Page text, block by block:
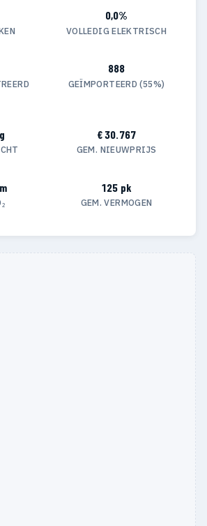
0,0%
VOLLEDIG ELEKTRISCH
888
GEÏMPORTEERD (55%)
€ 30.767
GEM. NIEUWPRIJS
125 pk
GEM. VERMOGEN